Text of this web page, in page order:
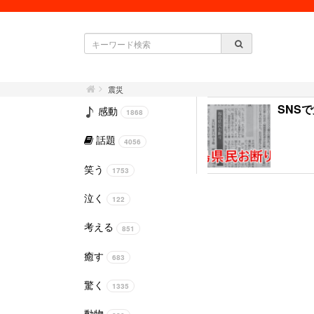
震災
感動 1868
話題 4056
笑う 1753
泣く 122
考える 851
癒す 683
驚く 1335
SNS